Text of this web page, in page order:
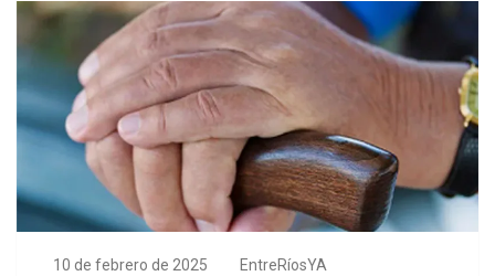
10 de febrero de 2025 EntreRíosYA